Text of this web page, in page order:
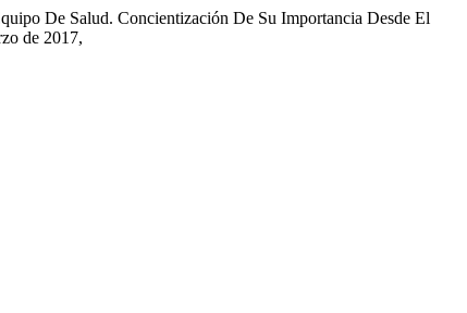
De Salud. Concientización De Su Importancia Desde El
de 2017,